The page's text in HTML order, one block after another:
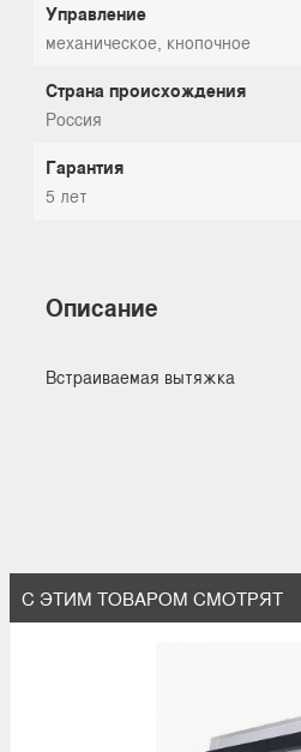
Управление
механическое, кнопочное
Страна происхождения
Россия
Гарантия
5 лет
Описание
Встраиваемая вытяжка
С ЭТИМ ТОВАРОМ СМОТРЯТ